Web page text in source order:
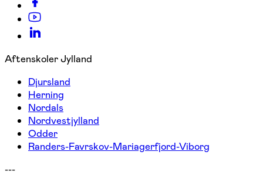
Aftenskoler Jylland
Djursland
Herning
Nordals
Nordvestjylland
Odder
Randers-Favrskov-Mariagerfjord-Viborg
---